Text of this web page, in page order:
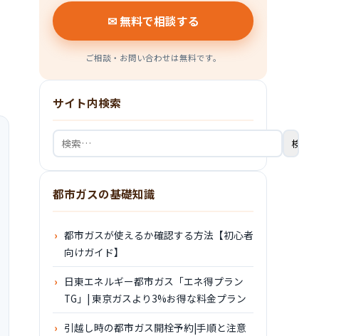
✉ 無料で相談する
ご相談・お問い合わせは無料です。
サイト内検索
検
索:
都市ガスの基礎知識
都市ガスが使えるか確認する方法【初心者
向けガイド】
日東エネルギー都市ガス「エネ得プラン
TG」| 東京ガスより3%お得な料金プラン
引越し時の都市ガス開栓予約|手順と注意